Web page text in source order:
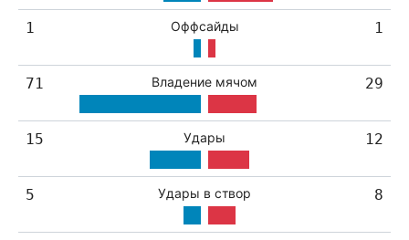
1 Оффсайды 1
71 Владение мячом 29
15 Удары 12
5 Удары в створ 8